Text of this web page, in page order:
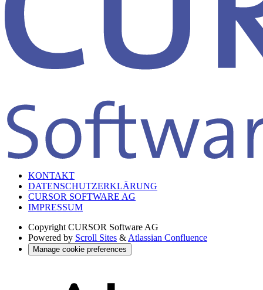
KONTAKT
DATENSCHUTZERKLÄRUNG
CURSOR SOFTWARE AG
IMPRESSUM
Copyright CURSOR Software AG
Powered by Scroll Sites & Atlassian Confluence
Manage cookie preferences